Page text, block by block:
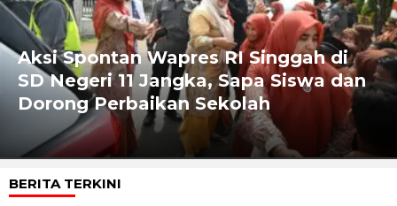
Aksi Spontan Wapres RI Singgah di
SD Negeri 11 Jangka, Sapa Siswa dan
Dorong Perbaikan Sekolah
Previous Next
BERITA TERKINI